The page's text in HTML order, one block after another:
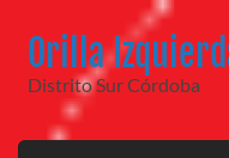
contenido
Orilla
Distrito Sur Córdoba